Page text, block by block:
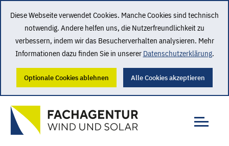
Diese Webseite verwendet Cookies. Manche Cookies sind technisch
notwendig. Andere helfen uns, die Nutzerfreundlichkeit zu
verbessern, indem wir das Besucherverhalten analysieren. Mehr
Informationen dazu finden Sie in unserer Datenschutzerklärung.
Optionale Cookies ablehnen Alle Cookies akzeptieren